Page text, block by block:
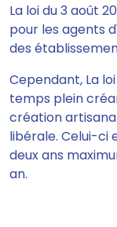
La loi du 3 août
pour les agents
des
Cependant, La
temps plein
création
libérale. Celui-ci
deux ans
an.